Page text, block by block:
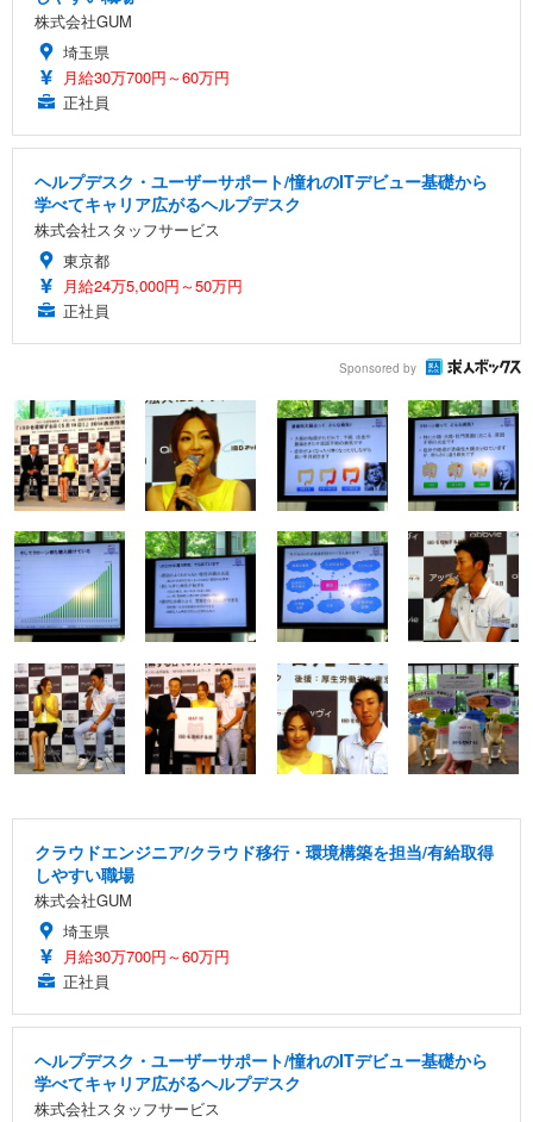
株式会社GUM
埼玉県
月給30万700円～60万円
正社員
ヘルプデスク・ユーザーサポート/憧れのITデビュー基礎から
学べてキャリア広がるヘルプデスク
株式会社スタッフサービス
東京都
月給24万5,000円～50万円
正社員
Sponsored by
クラウドエンジニア/クラウド移行・環境構築を担当/有給取得
しやすい職場
株式会社GUM
埼玉県
月給30万700円～60万円
正社員
ヘルプデスク・ユーザーサポート/憧れのITデビュー基礎から
学べてキャリア広がるヘルプデスク
株式会社スタッフサービス